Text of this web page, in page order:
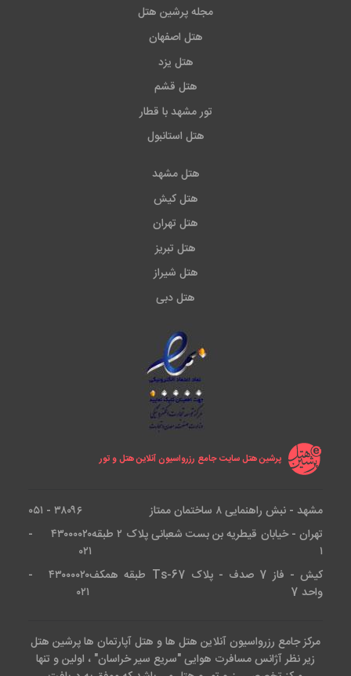
مجله پرشین هتل
هتل اصفهان
هتل یزد
هتل قشم
تور مشهد با قطار
هتل استانبول
هتل مشهد
هتل کیش
هتل تهران
هتل تبریز
هتل شیراز
هتل دبی
پرشین هتل سایت جامع رزرواسیون آنلاین هتل و تور
مشهد - نبش راهنمایی ۸ ساختمان ممتاز
۳۸۰۹۶ - ۰۵۱
تهران - خیابان قیطریه بن بست شعبانی پلاک ۲ طبقه
۱
۴۳۰۰۰۰۲۰ -
۰۲۱
کیش - فاز 7 صدف - پلاک Ts-67 طبقه همکف
واحد 7
۴۳۰۰۰۰۲۰ -
۰۲۱
مرکز جامع رزرواسیون آنلاین هتل ها و هتل آپارتمان ها پرشین هتل
زیر نظر آژانس مسافرت هوایی "سریع سیر خراسان" ، اولین و تنها